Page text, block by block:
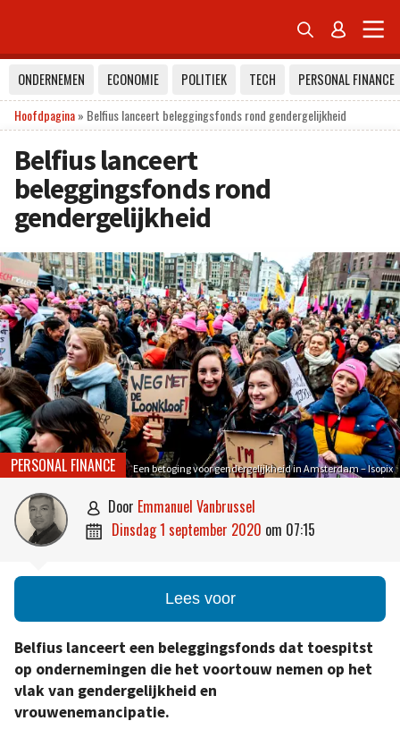
 
ONDERNEMEN ECONOMIE POLITIEK TECH
PERSONAL FINANCE
Hoofdpagina» Belfius lanceert beleggingsfonds rond gendergelijkheid
Belfius lanceert
beleggingsfonds rond
gendergelijkheid
Een betoging voor gendergelijkheid in Amsterdam – Isopix
PERSONAL FINANCE
 door Emmanuel Vanbrussel
 dinsdag 1 september 2020 om 07:15
Lees voor
Belfius lanceert een beleggingsfonds dat toespitst
op ondernemingen die het voortouw nemen op het
vlak van gendergelijkheid en
vrouwenemancipatie.